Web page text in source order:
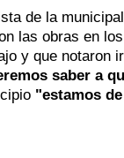
de la
las obras en
y que notaron
saber a
"estamos